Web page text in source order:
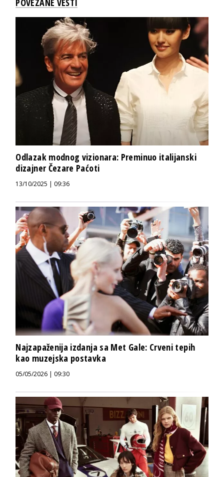
Odlazak modnog vizionara: Preminuo italijanski
dizajner Čezare Paćoti
13/10/2025 | 09:36
Najzapaženija izdanja sa Met Gale: Crveni tepih
kao muzejska postavka
05/05/2026 | 09:30